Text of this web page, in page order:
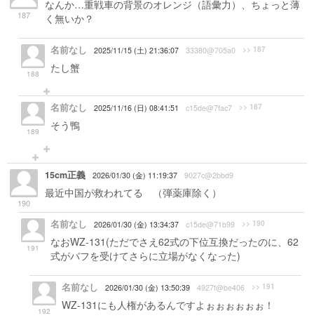
187
なんか…重戦車の背景のオレンジ（語彙力）、ちょっと薄
く無いか？
188
名前なし 2025/11/15 (土) 21:36:07 33380@705a0 >> 187
たし蟹
189
名前なし 2025/11/16 (日) 08:41:51 c15de@7fac7 >> 187
そう鴨
190
15cm正義 2026/01/30 (金) 11:19:37 9027c@2bbd9
最近中国が救われてる （弾薬庫除く）
191
名前なし 2026/01/30 (金) 13:34:37 c15de@71b99 >> 190
なおWZ-131(ただでさえ62式の下位互換だったのに、62
式がバフを受けてさらに立場がなくなった)
192
名前なし 2026/01/30 (金) 13:50:39 4927f@be406 >> 191
WZ-131にも人権があるんですよぉぉぉぉぉぉ！